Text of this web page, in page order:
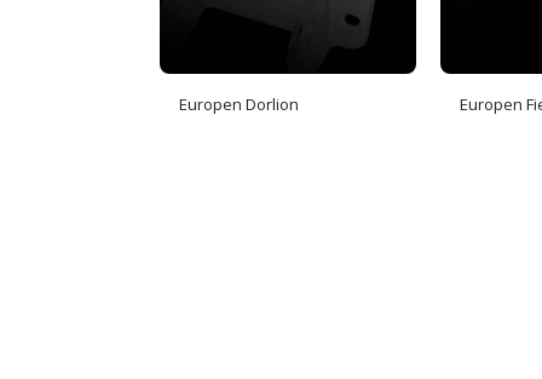
Europen Dorlion Europen